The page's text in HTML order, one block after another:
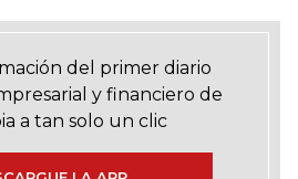
del primer diario
y financiero de
a tan solo un clic